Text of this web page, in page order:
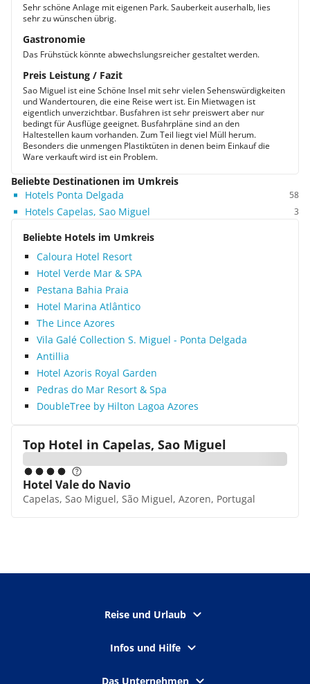
Sehr schöne Anlage mit eigenen Park. Sauberkeit auserhalb, lies
sehr zu wünschen übrig.
Gastronomie
Das Frühstück könnte abwechslungsreicher gestaltet werden.
Preis Leistung / Fazit
Sao Miguel ist eine Schöne Insel mit sehr vielen Sehenswürdigkeiten
und Wandertouren, die eine Reise wert ist. Ein Mietwagen ist
eigentlich unverzichtbar. Busfahren ist sehr preiswert aber nur
bedingt für Ausflüge geeignet. Busfahrpläne sind an den
Haltestellen kaum vorhanden. Zum Teil liegt viel Müll herum.
Besonders die unmengen Plastiktüten in denen beim Einkauf die
Ware verkauft wird ist ein Problem.
Beliebte Destinationen im Umkreis
Hotels Ponta Delgada
58
Hotels Capelas, Sao Miguel 3
Beliebte Hotels im Umkreis
Caloura Hotel Resort
Hotel Verde Mar & SPA
Pestana Bahia Praia
Hotel Marina Atlântico
The Lince Azores
Vila Galé Collection S. Miguel - Ponta Delgada
Antillia
Hotel Azoris Royal Garden
Pedras do Mar Resort & Spa
DoubleTree by Hilton Lagoa Azores
Top Hotel in Capelas, Sao Miguel
Hotel Vale do Navio
Capelas, Sao Miguel, São Miguel, Azoren, Portugal
Reise und Urlaub
Infos und Hilfe
Das Unternehmen